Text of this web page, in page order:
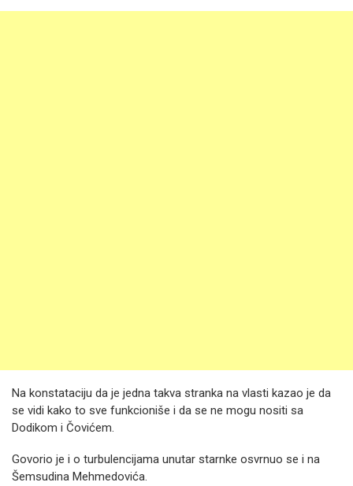
Na konstataciju da je jedna takva stranka na vlasti kazao je da
se vidi kako to sve funkcioniše i da se ne mogu nositi sa
Dodikom i Čovićem.
Govorio je i o turbulencijama unutar starnke osvrnuo se i na
Šemsudina Mehmedovića.